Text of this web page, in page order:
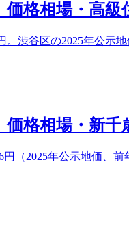
格相場・高級
。渋谷区の2025年公示
格相場・新千
（2025年公示地価、